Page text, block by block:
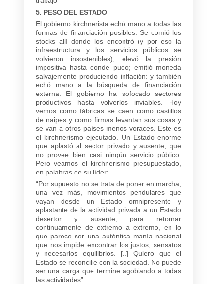
5. PESO DEL ESTADO
El gobierno kirchnerista echó mano a todas las
formas de financiación posibles. Se comió los
stocks allí donde los encontró (y por eso la
infraestructura y los servicios públicos se
volvieron insostenibles); elevó la presión
impositiva hasta donde pudo; emitió moneda
salvajemente produciendo inflación; y también
echó mano a la búsqueda de financiación
externa. El gobierno ha sofocado sectores
productivos hasta volverlos inviables. Hoy
vemos como fábricas se caen como castillos
de naipes y como firmas levantan sus cosas y
se van a otros países menos voraces. Este es
el kirchnerismo ejecutado. Un Estado enorme
que aplastó al sector privado y ausente, que
no provee bien casi ningún servicio público.
Pero veamos el kirchnerismo presupuestado,
en palabras de su líder:
“Por supuesto no se trata de poner en marcha,
una vez más, movimientos pendulares que
vayan desde un Estado omnipresente y
aplastante de la actividad privada a un Estado
desertor y ausente, para retornar
continuamente de extremo a extremo, en lo
que parece ser una auténtica manía nacional
que nos impide encontrar los justos, sensatos
y necesarios equilibrios. [..] Quiero que el
Estado se reconcilie con la sociedad. No puede
ser una carga que termine agobiando a todas
las actividades”